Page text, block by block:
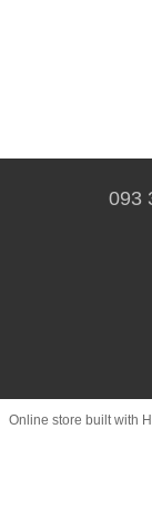
093
Online store built with